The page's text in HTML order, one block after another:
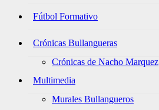
Fútbol Formativo
Crónicas Bullangueras
Crónicas de Nacho Marquez
Multimedia
Murales Bullangueros